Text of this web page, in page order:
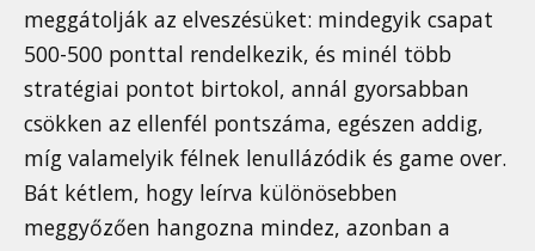
meggátolják az elveszésüket: mindegyik csapat
500-500 ponttal rendelkezik, és minél több
stratégiai pontot birtokol, annál gyorsabban
csökken az ellenfél pontszáma, egészen addig,
míg valamelyik félnek lenullázódik és game over.
Bát kétlem, hogy leírva különösebben
meggyőzően hangozna mindez, azonban a